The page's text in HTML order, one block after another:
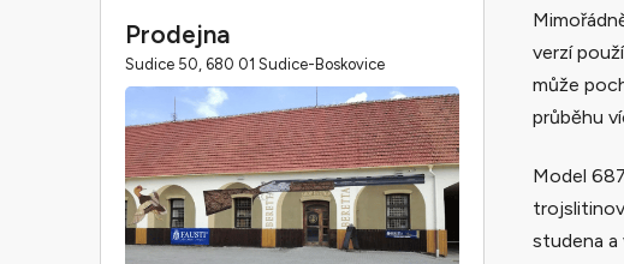
Prodejna
Sudice 50, 680 01 Sudice-Boskovice
verzí
může
průběhu
Model
studena a